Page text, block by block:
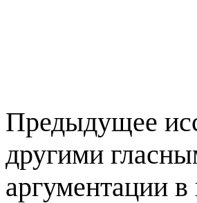
Предыдущее
другими
аргументации